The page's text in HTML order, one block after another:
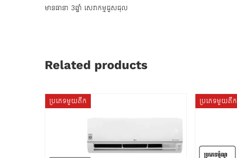
មានធានា​ 3ឆ្នាំ​ សេវាកម្មជួសជុល​
Related products
ប្រភេទមួយតឹក ប្រភេទមួយតឹក